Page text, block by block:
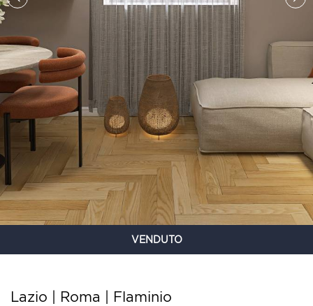
VENDUTO
Lazio | Roma | Flaminio